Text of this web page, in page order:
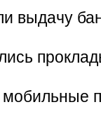
выдачу
мобильные